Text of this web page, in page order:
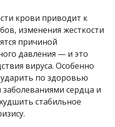
крови приводит к
изменения жесткости
причиной
давления — и это
вируса. Особенно
по здоровью
сердца и
стабильное